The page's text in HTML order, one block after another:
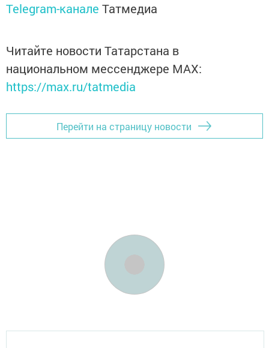
Telegram-канале Татмедиа
Читайте новости Татарстана в
национальном мессенджере MАХ:
https://max.ru/tatmedia
Перейти на страницу новости